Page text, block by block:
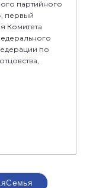
партийного
первый
Комитета
по